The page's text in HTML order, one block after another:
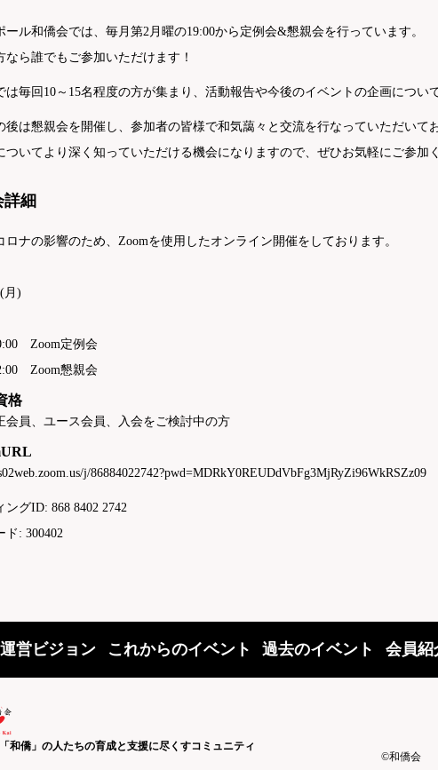
ール和僑会では、毎月第2月曜の19:00から定例会&懇親会を行っています。
なら誰でもご参加いただけます！
は毎回10～15名程度の方が集まり、活動報告や今後のイベントの企画につい
後は懇親会を開催し、参加者の皆様で和気藹々と交流を行なっていただいて
ついてより深く知っていただける機会になりますので、ぜひお気軽にご参加
詳細
ロナの影響のため、Zoomを使用したオンライン開催をしております。
月)
Zoom定例会
Zoom懇親会
格
会員、ユース会員、入会をご検討中の方
j/86884022742?pwd=MDRkY0REUDdVbFg3MjRyZi96WkRSZz09
ングID: 868 8402 2742
ド: 300402
運営ビジョン これからのイベント 過去のイベント 会員紹
和僑」の人たちの育成と支援に尽くすコミュニティ
©和僑会